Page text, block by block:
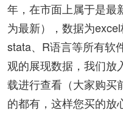
年，在市面上属于是最
为最新），数据为
stata、R语言等所有软
观的展现数据，我们放
载进行查看（大家购买
的都有，这样您买的放